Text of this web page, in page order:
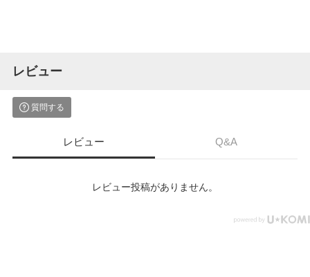
レビュー
質問する
レビュー Q&A
レビュー投稿がありません。